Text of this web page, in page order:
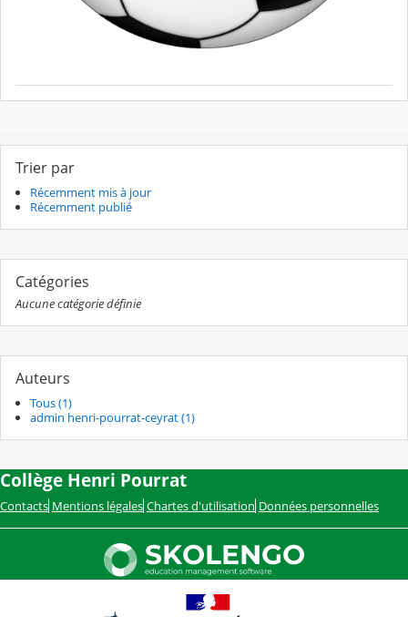
Trier par
Récemment mis à jour
Récemment publié
Catégories
Aucune catégorie définie
Auteurs
Tous (1)
admin henri-pourrat-ceyrat (1)
Collège Henri Pourrat
Contacts Mentions légales Chartes d'utilisation Données personnelles